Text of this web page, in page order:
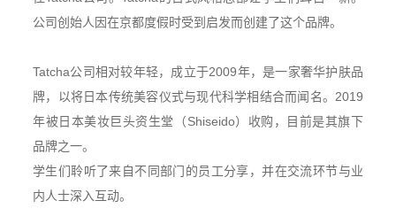
公司创始人因在京都度假时受到启发而创建了这个品牌。
Tatcha公司相对较年轻，成立于2009年，是一家奢华护肤品
牌，以将日本传统美容仪式与现代科学相结合而闻名。 2019
年被日本美妆巨头资生堂（Shiseido）收购，目前是其旗下
品牌之一。
学生们聆听了来自不同部门的员工分享，并在交流环节与业
内人士深入互动。